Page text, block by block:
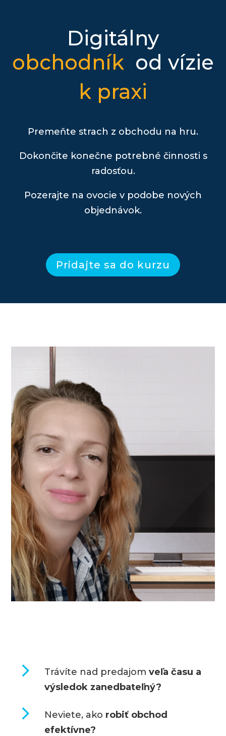
Digitálny
obchodník od vízie
k praxi
Premeňte strach z obchodu na hru.
Dokončite konečne potrebné činnosti s
radosťou.
Pozerajte na ovocie v podobe nových
objednávok.
Pridajte sa do kurzu
5 Trávíte nad predajom veľa času a
výsledok zanedbateľný?
5 Neviete, ako robiť obchod
efektívne?